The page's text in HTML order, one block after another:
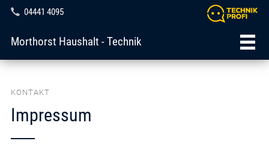
04441 4095
Morthorst Haushalt - Technik
KONTAKT
Impressum